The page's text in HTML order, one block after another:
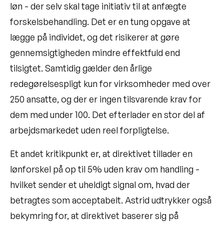
løn - der selv skal tage initiativ til at anfægte
forskelsbehandling. Det er en tung opgave at
lægge på individet, og det risikerer at gøre
gennemsigtigheden mindre effektfuld end
tilsigtet. Samtidig gælder den årlige
redegørelsespligt kun for virksomheder med over
250 ansatte, og der er ingen tilsvarende krav for
dem med under 100. Det efterlader en stor del af
arbejdsmarkedet uden reel forpligtelse.
Et andet kritikpunkt er, at direktivet tillader en
lønforskel på op til 5% uden krav om handling -
hvilket sender et uheldigt signal om, hvad der
betragtes som acceptabelt. Astrid udtrykker også
bekymring for, at direktivet baserer sig på